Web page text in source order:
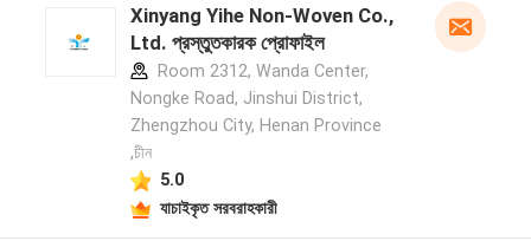
Xinyang Yihe Non-Woven Co.,
Ltd. প্রস্তুতকারক প্রোফাইল
Room 2312, Wanda Center,
Nongke Road, Jinshui District,
Zhengzhou City, Henan Province
,চীন
5.0
যাচাইকৃত সরবরাহকারী